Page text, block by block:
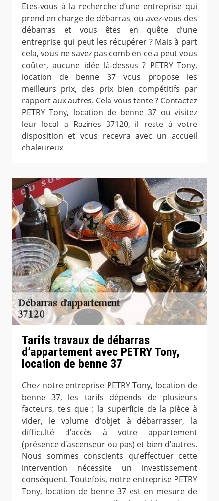
Etes-vous à la recherche d’une entreprise qui
prend en charge de débarras, ou avez-vous des
débarras et vous êtes en quête d’une
entreprise qui peut les récupérer ? Mais à part
cela, vous ne savez pas combien cela peut vous
coûter, aucune idée là-dessus ? PETRY Tony,
location de benne 37 vous propose les
meilleurs prix, des prix bien compétitifs par
rapport aux autres. Cela vous tente ? Contactez
PETRY Tony, location de benne 37 ou visitez
leur local à Razines 37120, il reste à votre
disposition et vous recevra avec un accueil
chaleureux.
Tarifs travaux de débarras
d’appartement avec PETRY Tony,
location de benne 37
Chez notre entreprise PETRY Tony, location de
benne 37, les tarifs dépends de plusieurs
facteurs, tels que : la superficie de la pièce à
vider, le volume d’objet à débarrasser, la
difficulté d’accès à votre appartement
(présence d’ascenseur ou pas) et bien d’autres.
Nous sommes conscients qu’effectuer cette
intervention nécessite un investissement
conséquent. Toutefois, notre entreprise PETRY
Tony, location de benne 37 est en mesure de